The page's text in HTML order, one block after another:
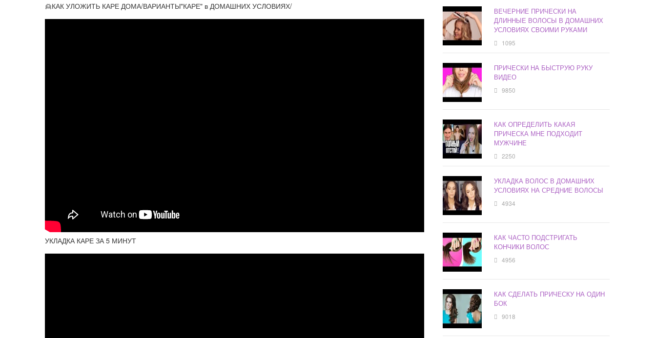
👱КАК УЛОЖИТЬ КАРЕ ДОМА/ВАРИАНТЫ"КАРЕ" в ДОМАШНИХ УСЛОВИЯХ/
УКЛАДКА КАРЕ ЗА 5 МИНУТ
ВЕЧЕРНИЕ ПРИЧЕСКИ НА
ДЛИННЫЕ ВОЛОСЫ В ДОМАШНИХ
УСЛОВИЯХ СВОИМИ РУКАМИ
1095
ПРИЧЕСКИ НА БЫСТРУЮ РУКУ
ВИДЕО
9850
КАК ОПРЕДЕЛИТЬ КАКАЯ
ПРИЧЕСКА МНЕ ПОДХОДИТ
МУЖЧИНЕ
2250
УКЛАДКА ВОЛОС В ДОМАШНИХ
УСЛОВИЯХ НА СРЕДНИЕ ВОЛОСЫ
4934
КАК ЧАСТО ПОДСТРИГАТЬ
КОНЧИКИ ВОЛОС
4956
КАК СДЕЛАТЬ ПРИЧЕСКУ НА ОДИН
БОК
9018